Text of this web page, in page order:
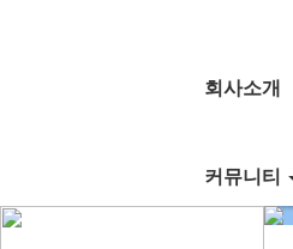
회사소개
커뮤니티